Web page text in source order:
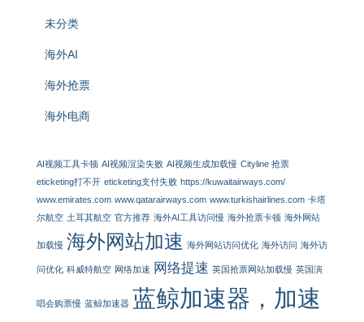
未分类
海外AI
海外抢票
海外电商
AI视频工具卡顿 AI视频渲染失败 AI视频生成加载慢 Cityline 抢票
eticketing打不开 eticketing支付失败 https://kuwaitairways.com/
www.emirates.com www.qatarairways.com www.turkishairlines.com 卡塔
尔航空 土耳其航空 官方推荐 海外AI工具访问慢 海外抢票卡顿 海外网站
加载慢 海外网站加速 海外网站访问优化 海外访问 海外访
问优化 科威特航空 网络加速 网络提速 英国抢票网站加载慢 英国演
唱会购票慢 蓝鲸加速器 蓝鲸加速器，加速